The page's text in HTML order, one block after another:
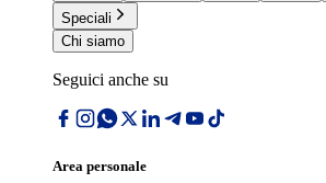
Speciali
Chi siamo
Seguici anche su
Area personale